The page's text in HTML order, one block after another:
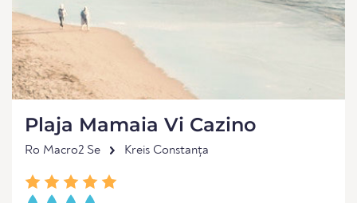
Plaja Mamaia Vi Cazino
Ro Macro2 Se Kreis Constanța